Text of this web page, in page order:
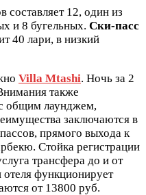
составляет 12, один из
и 8 бугельных. Ски-пасс
40 лари, в низкий
Villa Mtashi. Ночь за 2
также
общим лаунджем,
заключаются в
прямого выхода к
Стойка регистрации
трансфера до и от
отеля функционирует
от 13800 руб.